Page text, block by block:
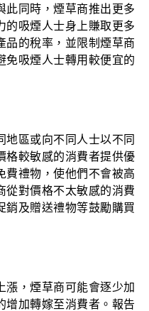
此同時，煙草商推出更多
的吸煙人士身上賺取更多
品的稅率，並限制煙草商
免吸煙人士轉用較便宜的
地區或向不同人士以不同
格較敏感的消費者提供優
費禮物，使他們不會被高
從對價格不太敏感的消費
銷及贈送禮物等鼓勵購買
漲，煙草商可能會逐少加
增加轉嫁至消費者。報告